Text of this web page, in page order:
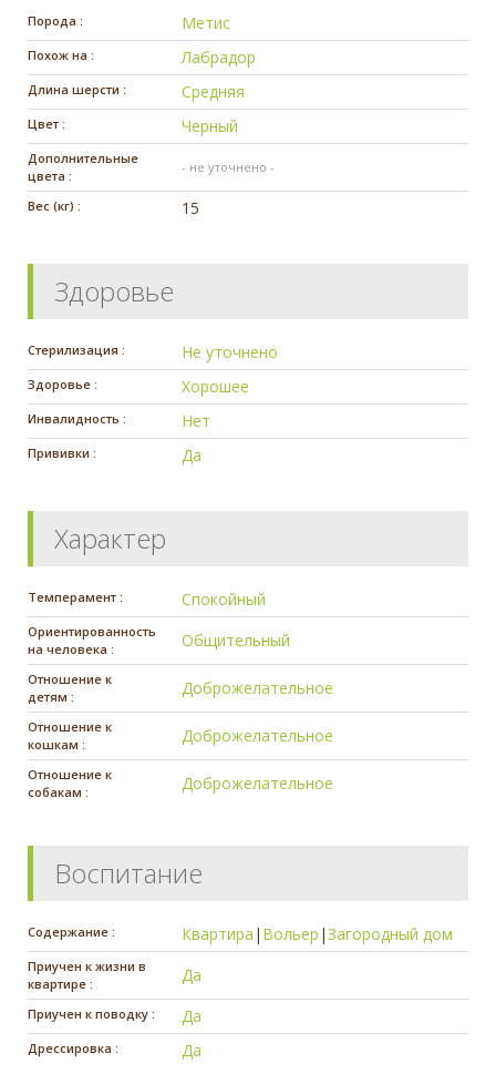
Порода : Метис
Похож на : Лабрадор
Длина шерсти : Средняя
Цвет : Черный
Дополнительные
цвета :
- не уточнено -
Вес (кг) : 15
Здоровье
Стерилизация : Не уточнено
Здоровье : Хорошее
Инвалидность : Нет
Прививки : Да
Характер
Темперамент : Спокойный
Ориентированность
на человека :
Общительный
Отношение к
детям :
Доброжелательное
Отношение к
кошкам :
Доброжелательное
Отношение к
собакам :
Доброжелательное
Воспитание
Содержание : Квартира | Вольер |Загородный дом
Приучен к жизни в
квартире :
Да
Приучен к поводку : Да
Дрессировка : Да